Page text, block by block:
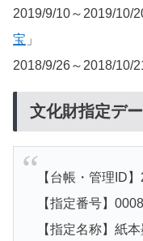
2019/9/10～2019/10/
宝 」
2018/9/26～2018/
文化財指定デ
【台帳・管理ID
【指定番号】
【指定名称】紙